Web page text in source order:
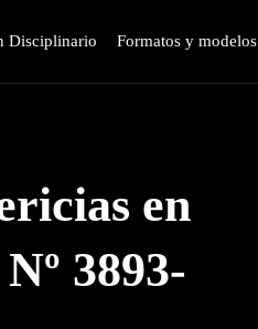
Disciplinario Formatos y modelos
en
3893-